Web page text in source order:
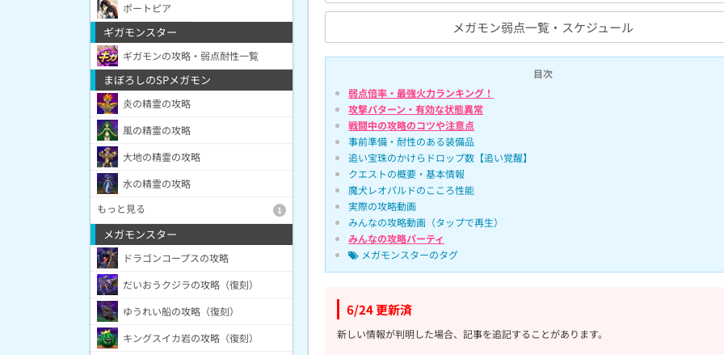
メガモン弱点一覧・スケジュール
目次
弱点倍率・最強火力ランキング！
攻撃パターン・有効な状態異常
戦闘中の攻略のコツや注意点
事前準備・耐性のある装備品
追い宝珠のかけらドロップ数【追い覚醒】
クエストの概要・基本情報
魔犬レオパルドのこころ性能
実際の攻略動画
みんなの攻略動画（タップで再生）
みんなの攻略パーティ
メガモンスターのタグ
6/24 更新済
新しい情報が判明した場合、記事を追記することがあります。
ポートピア
ギガモンスター
ギガモンの攻略・弱点耐性一覧
まぼろしのSPメガモン
炎の精霊の攻略
風の精霊の攻略
大地の精霊の攻略
水の精霊の攻略
もっと見る
1
メガモンスター
ドラゴンコープスの攻略
だいおうクジラの攻略（復刻）
ゆうれい船の攻略（復刻）
キングスイカ岩の攻略（復刻）